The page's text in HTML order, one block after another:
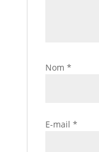
Nom *
E-mail *